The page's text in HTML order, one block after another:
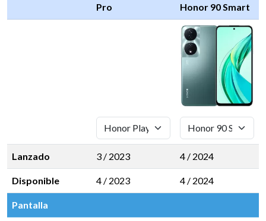
Pro
Honor 90 Smart
Lanzado 3 / 2023 4 / 2024
Disponible 4 / 2023 4 / 2024
Pantalla